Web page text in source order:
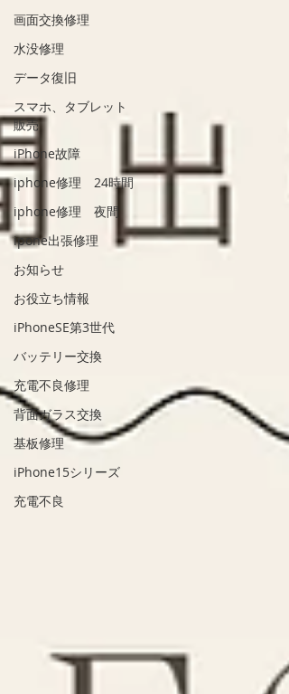
画面交換修理
水没修理
データ復旧
スマホ、タブレット
販売
iPhone故障
iphone修理 24時間
iphone修理 夜間
ipone出張修理
お知らせ
お役立ち情報
iPhoneSE第3世代
バッテリー交換
充電不良修理
背面ガラス交換
基板修理
iPhone15シリーズ
充電不良